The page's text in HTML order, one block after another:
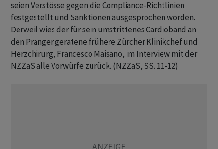
seien Verstösse gegen die Compliance-Richtlinien
festgestellt und Sanktionen ausgesprochen worden.
Derweil wies der für sein umstrittenes Cardioband an
den Pranger geratene frühere Zürcher Klinikchef und
Herzchirurg, Francesco Maisano, im Interview mit der
NZZaS alle Vorwürfe zurück. (NZZaS, SS. 11-12)